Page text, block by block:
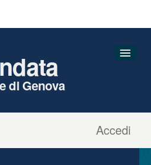
Accedi
di Genova